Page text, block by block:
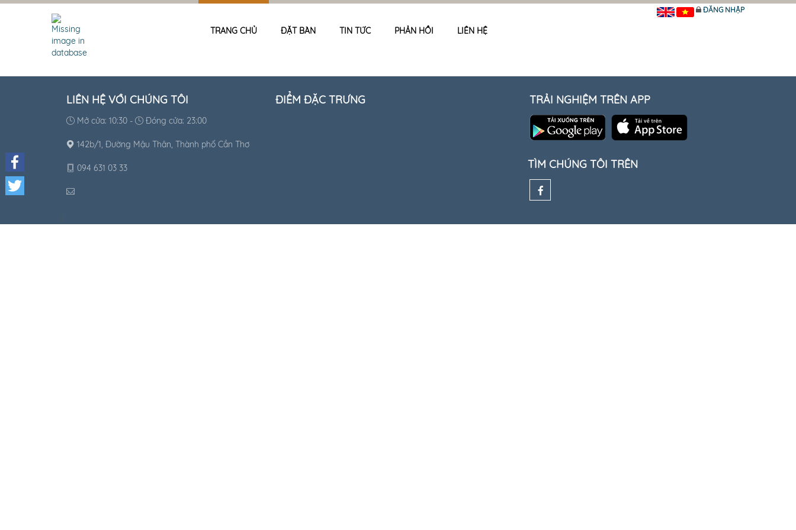
TRANG CHỦ ĐẶT BÀN TIN TỨC PHẢN HỒI LIÊN HỆ
ĐĂNG NHẬP
LIÊN HỆ VỚI CHÚNG TÔI
Mở cửa: 10:30 - Đóng cửa: 23:00
142b/1, Đường Mậu Thân, Thành phố Cần Thơ
094 631 03 33
ĐIỂM ĐẶC TRƯNG TRẢI NGHIỆM TRÊN APP
TÌM CHÚNG TÔI TRÊN
Facebook